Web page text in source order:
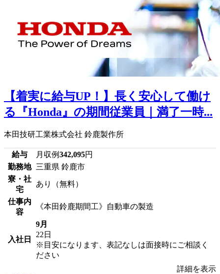
【着実に給与UP！】長く安心して働け
る『Honda』の期間従業員｜満了一時...
本田技研工業株式会社 鈴鹿製作所
給与 月収例342,095円
勤務地 三重県 鈴鹿市
寮・社
宅
あり（無料）
仕事内
容
《本田鈴鹿期間工》自動車の製造
入社日
9月
22日
※目安になります、表記なしは面接時にご相談く
ださい
詳細を表示